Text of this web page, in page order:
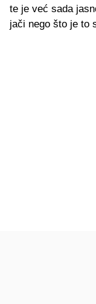
te je već sada
jači nego što je to